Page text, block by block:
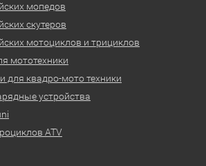
мопедов
скутеров
мотоциклов и трициклов
мототехники
для квадро-мото техники
устройства
ATV